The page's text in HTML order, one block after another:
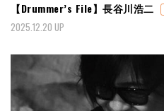
【Drummer’s File】長谷川浩二
2025.12.20 UP